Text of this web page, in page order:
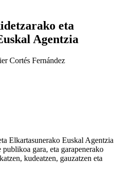
eta
Agentzia
Cortés Fernández
Elkartasunerako Euskal Agentzia
gara, eta garapenerako
kudeatzen, gauzatzen eta